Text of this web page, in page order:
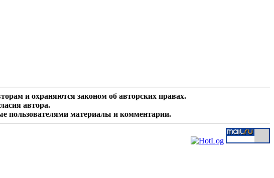
и охраняются законом об авторских правах.
автора.
пользователями материалы и комментарии.